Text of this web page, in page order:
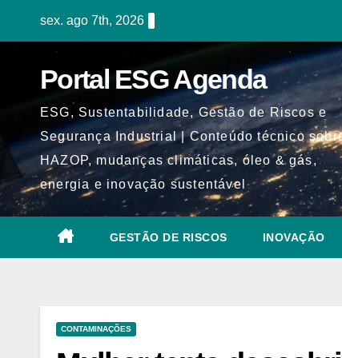
sex. ago 7th, 2026
Portal ESG Agenda
ESG, Sustentabilidade, Gestão de Riscos e
Segurança Industrial | Conteúdo técnico
HAZOP, mudanças climáticas, óleo & gás,
energia e inovação sustentável
GESTÃO DE RISCOS INOVAÇÃO
CONTAMINAÇÕES